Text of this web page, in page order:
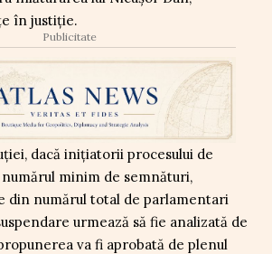
în justiție.
Publicitate
dacă inițiatorii procesului de
minim de semnături,
din numărul total de parlamentari
urmează să fie analizată de
va fi aprobată de plenul